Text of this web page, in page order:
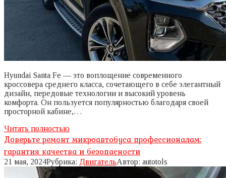
Hyundai Santa Fe — это воплощение современного
кроссовера среднего класса, сочетающего в себе элегантный
дизайн, передовые технологии и высокий уровень
комфорта. Он пользуется популярностью благодаря своей
просторной кабине,…
Читать полностью
Доверьте ремонт микроавтобуса профессионалам:
гарантия качества и безопасности
21 мая, 2024Рубрика: ДвигательАвтор: autotols